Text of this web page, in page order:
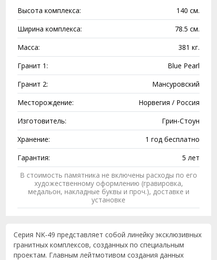
Высота комплекса:
140 см.
Ширина комплекса:
78.5 см.
Масса:
381 кг.
Гранит 1:
Blue Pearl
Гранит 2:
Мансуровский
Месторождение:
Норвегия / Россия
Изготовитель:
Грин-Стоун
Хранение:
1 год бесплатно
Гарантия:
5 лет
В стоимость памятника не включены расходы по его
художественному оформлению (гравировка,
медальон, накладные буквы и проч.), доставке и
установке
Серия NK-49 представляет собой линейку эксклюзивных
гранитных комплексов, созданных по специальным
проектам. Главным лейтмотивом создания данных